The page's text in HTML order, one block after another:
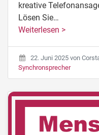
kreative
Lösen Sie…
Weiterlesen >
22. Juni 2025 von
Synchronsprecher